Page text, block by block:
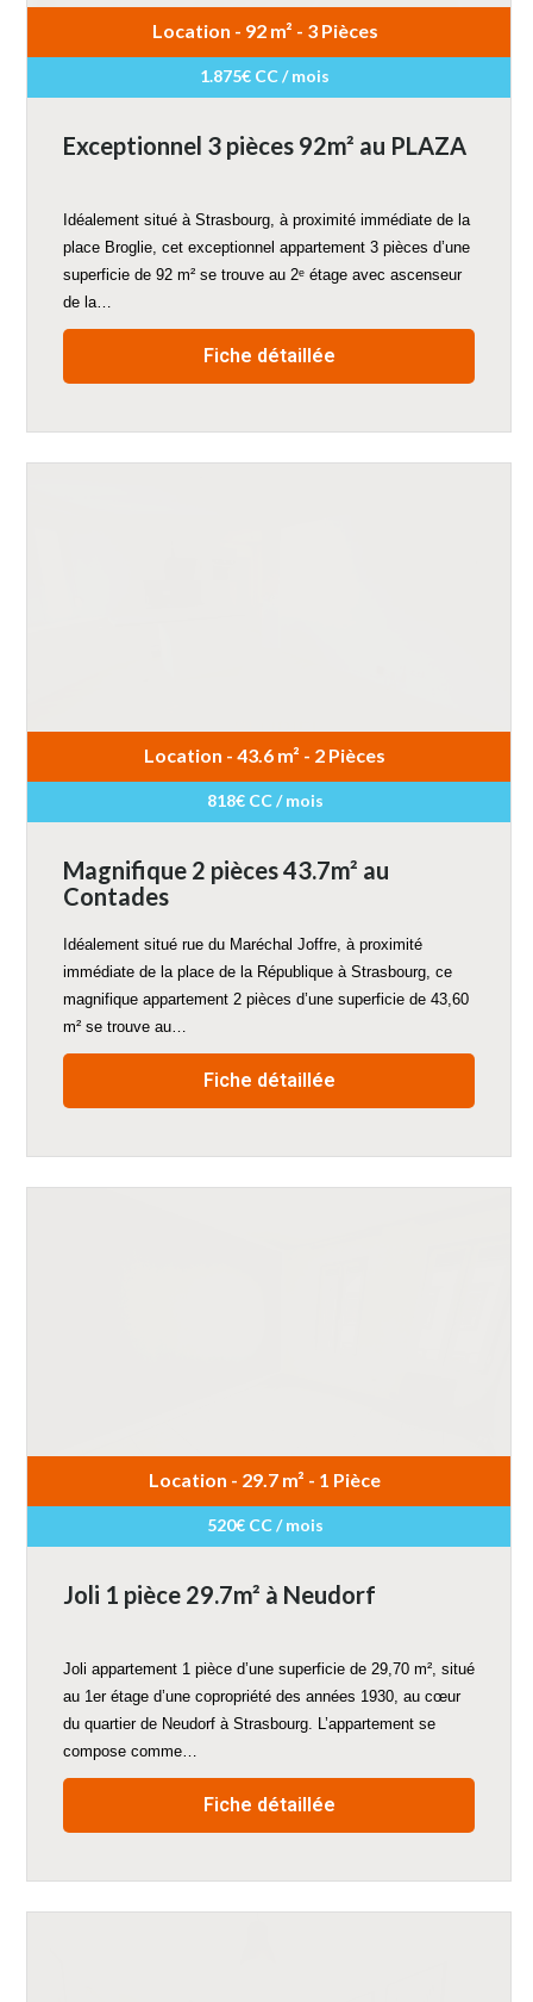
Location - 92 m² - 3 Pièces
1.875€ CC / mois
Exceptionnel 3 pièces 92m² au PLAZA
Idéalement situé à Strasbourg, à proximité immédiate de la
place Broglie, cet exceptionnel appartement 3 pièces d’une
superficie de 92 m² se trouve au 2ᵉ étage avec ascenseur
de la…
Fiche détaillée
Location - 43.6 m² - 2 Pièces
818€ CC / mois
Magnifique 2 pièces 43.7m² au
Contades
Idéalement situé rue du Maréchal Joffre, à proximité
immédiate de la place de la République à Strasbourg, ce
magnifique appartement 2 pièces d’une superficie de 43,60
m² se trouve au…
Fiche détaillée
Location - 29.7 m² - 1 Pièce
520€ CC / mois
Joli 1 pièce 29.7m² à Neudorf
Joli appartement 1 pièce d’une superficie de 29,70 m², situé
au 1er étage d’une copropriété des années 1930, au cœur
du quartier de Neudorf à Strasbourg. L’appartement se
compose comme…
Fiche détaillée